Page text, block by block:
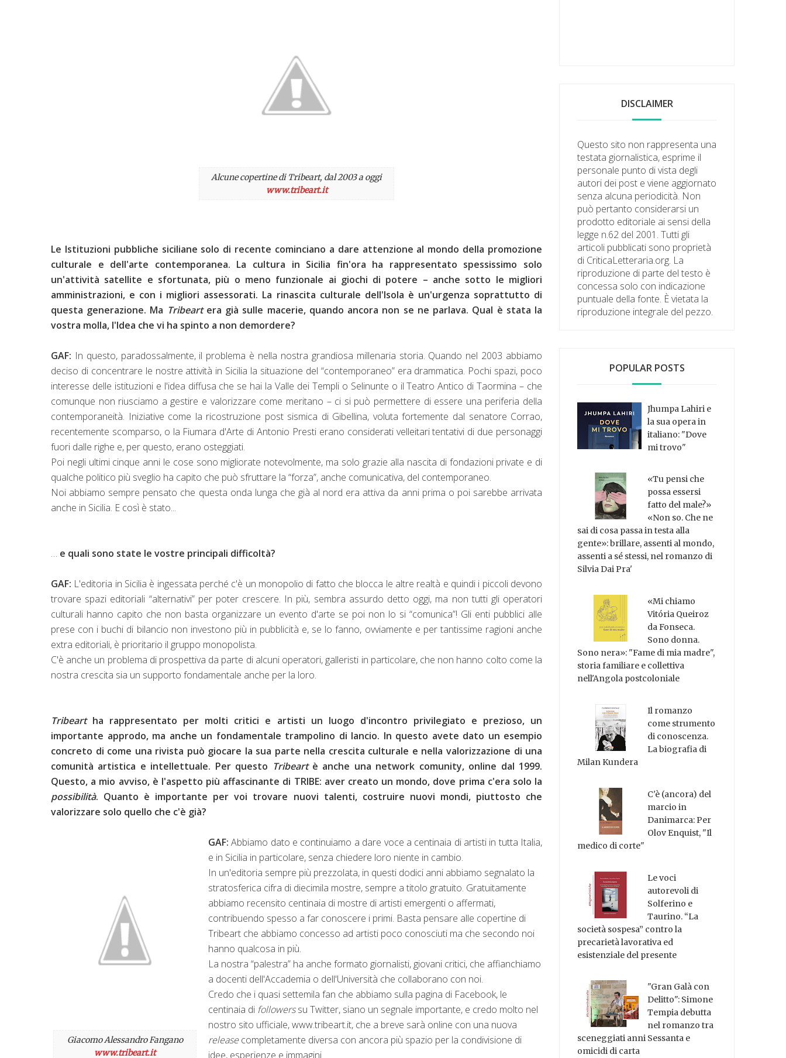
Alcune copertine di Tribeart, dal 2003 a oggi
www.tribeart.it
Le Istituzioni pubbliche siciliane solo di recente cominciano a dare attenzione al mondo della promozione
culturale e dell'arte contemporanea. La cultura in Sicilia fin'ora ha rappresentato spessissimo solo
un'attività satellite e sfortunata, più o meno funzionale ai giochi di potere – anche sotto le migliori
amministrazioni, e con i migliori assessorati. La rinascita culturale dell'Isola è un'urgenza soprattutto di
questa generazione. Ma Tribeart era già sulle macerie, quando ancora non se ne parlava. Qual è stata la
vostra molla, l'Idea che vi ha spinto a non demordere?
GAF: In questo, paradossalmente, il problema è nella nostra grandiosa millenaria storia. Quando nel 2003 abbiamo
deciso di concentrare le nostre attività in Sicilia la situazione del “contemporaneo” era drammatica. Pochi spazi, poco
interesse delle istituzioni e l'idea diffusa che se hai la Valle dei Templi o Selinunte o il Teatro Antico di Taormina – che
comunque non riusciamo a gestire e valorizzare come meritano – ci si può permettere di essere una periferia della
contemporaneità. Iniziative come la ricostruzione post sismica di Gibellina, voluta fortemente dal senatore Corrao,
recentemente scomparso, o la Fiumara d'Arte di Antonio Presti erano considerati velleitari tentativi di due personaggi
fuori dalle righe e, per questo, erano osteggiati.
Poi negli ultimi cinque anni le cose sono migliorate notevolmente, ma solo grazie alla nascita di fondazioni private e di
qualche politico più sveglio ha capito che può sfruttare la “forza”, anche comunicativa, del contemporaneo.
Noi abbiamo sempre pensato che questa onda lunga che già al nord era attiva da anni prima o poi sarebbe arrivata
anche in Sicilia. E così è stato...
… e quali sono state le vostre principali difficoltà?
GAF: L'editoria in Sicilia è ingessata perché c'è un monopolio di fatto che blocca le altre realtà e quindi i piccoli devono
trovare spazi editoriali “alternativi” per poter crescere. In più, sembra assurdo detto oggi, ma non tutti gli operatori
culturali hanno capito che non basta organizzare un evento d'arte se poi non lo si “comunica”! Gli enti pubblici alle
prese con i buchi di bilancio non investono più in pubblicità e, se lo fanno, ovviamente e per tantissime ragioni anche
extra editoriali, è prioritario il gruppo monopolista.
C'è anche un problema di prospettiva da parte di alcuni operatori, galleristi in particolare, che non hanno colto come la
nostra crescita sia un supporto fondamentale anche per la loro.
Tribeart ha rappresentato per molti critici e artisti un luogo d'incontro privilegiato e prezioso, un
importante approdo, ma anche un fondamentale trampolino di lancio. In questo avete dato un esempio
concreto di come una rivista può giocare la sua parte nella crescita culturale e nella valorizzazione di una
comunità artistica e intellettuale. Per questo Tribeart è anche una network comunity, online dal 1999.
Questo, a mio avviso, è l'aspetto più affascinante di TRIBE: aver creato un mondo, dove prima c'era solo la
possibilità. Quanto è importante per voi trovare nuovi talenti, costruire nuovi mondi, piuttosto che
valorizzare solo quello che c'è già?
Giacomo Alessandro Fangano
www.tribeart.it
GAF: Abbiamo dato e continuiamo a dare voce a centinaia di artisti in tutta Italia,
e in Sicilia in particolare, senza chiedere loro niente in cambio.
In un'editoria sempre più prezzolata, in questi dodici anni abbiamo segnalato la
stratosferica cifra di diecimila mostre, sempre a titolo gratuito. Gratuitamente
abbiamo recensito centinaia di mostre di artisti emergenti o affermati,
contribuendo spesso a far conoscere i primi. Basta pensare alle copertine di
Tribeart che abbiamo concesso ad artisti poco conosciuti ma che secondo noi
hanno qualcosa in più.
La nostra “palestra” ha anche formato giornalisti, giovani critici, che affianchiamo
a docenti dell'Accademia o dell'Università che collaborano con noi.
Credo che i quasi settemila fan che abbiamo sulla pagina di Facebook, le
centinaia di followerssu Twitter, siano un segnale importante, e credo molto nel
nostro sito ufficiale, www.tribeart.it, che a breve sarà online con una nuova
releasecompletamente diversa con ancora più spazio per la condivisione di
idee, esperienze e immagini.
DISCLAIMER
Questo sito non rappresenta una
testata giornalistica, esprime il
personale punto di vista degli
autori dei post e viene aggiornato
senza alcuna periodicità. Non
può pertanto considerarsi un
prodotto editoriale ai sensi della
legge n.62 del 2001. Tutti gli
articoli pubblicati sono proprietà
di CriticaLetteraria.org. La
riproduzione di parte del testo è
concessa solo con indicazione
puntuale della fonte. È vietata la
riproduzione integrale del pezzo.
POPULAR POSTS
Jhumpa Lahiri e
la sua opera in
italiano: "Dove
mi trovo"
«Tu pensi che
possa essersi
fatto del male?»
«Non so. Che ne
sai di cosa passa in testa alla
gente»: brillare, assenti al mondo,
assenti a sé stessi, nel romanzo di
Silvia Dai Pra'
«Mi chiamo
Vitória Queiroz
da Fonseca.
Sono donna.
Sono nera»: "Fame di mia madre",
storia familiare e collettiva
nell'Angola postcoloniale
Il romanzo
come strumento
di conoscenza.
La biografia di
Milan Kundera
C'è (ancora) del
marcio in
Danimarca: Per
Olov Enquist, "Il
medico di corte"
Le voci
autorevoli di
Solferino e
Taurino. “La
società sospesa” contro la
precarietà lavorativa ed
esistenziale del presente
"Gran Galà con
Delitto": Simone
Tempia debutta
nel romanzo tra
sceneggiati anni Sessanta e
omicidi di carta